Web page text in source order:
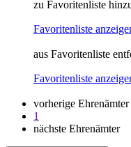
zu Favoritenliste
Favoritenliste
aus Favoritenliste
Favoritenliste
vorherige Ehrenämter
1
nächste Ehrenämter